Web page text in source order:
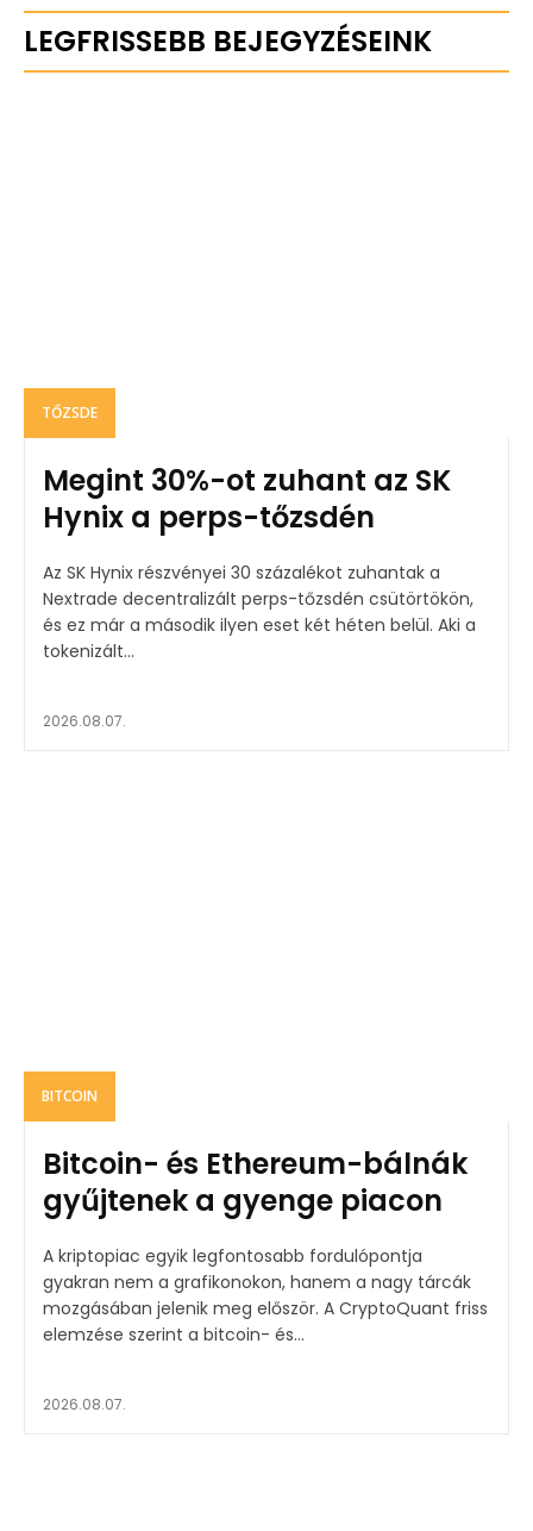
LEGFRISSEBB BEJEGYZÉSEINK
TŐZSDE
Megint 30%-ot zuhant az SK
Hynix a perps-tőzsdén
Az SK Hynix részvényei 30 százalékot zuhantak a
Nextrade decentralizált perps-tőzsdén csütörtökön,
és ez már a második ilyen eset két héten belül. Aki a
tokenizált...
2026.08.07.
BITCOIN
Bitcoin- és Ethereum-bálnák
gyűjtenek a gyenge piacon
A kriptopiac egyik legfontosabb fordulópontja
gyakran nem a grafikonokon, hanem a nagy tárcák
mozgásában jelenik meg először. A CryptoQuant friss
elemzése szerint a bitcoin- és...
2026.08.07.